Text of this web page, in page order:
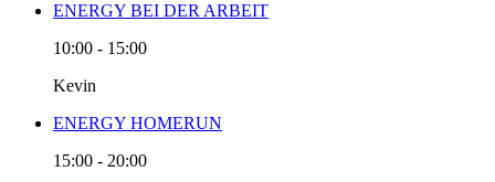
ENERGY BEI DER ARBEIT
10:00 - 15:00
Kevin
ENERGY HOMERUN
15:00 - 20:00